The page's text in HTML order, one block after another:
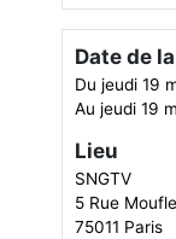
Date de
Du jeudi 19
Au jeudi 19
Lieu
SNGTV
5 Rue Moufle
75011 Paris